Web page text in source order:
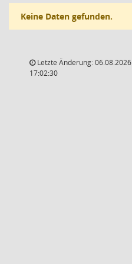
Keine Daten gefunden.
Letzte Änderung: 06.08.2026
17:02:30